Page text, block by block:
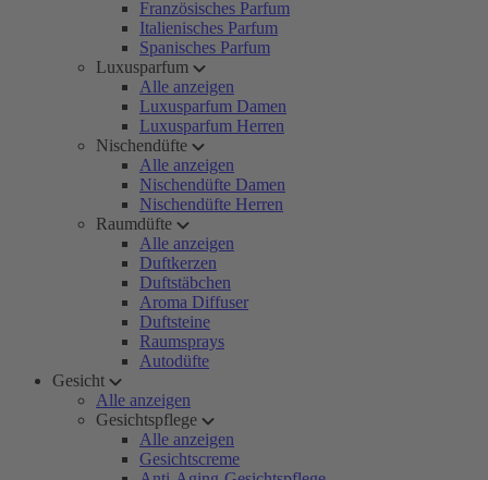
Französisches Parfum
Italienisches Parfum
Spanisches Parfum
Luxusparfum
Alle anzeigen
Luxusparfum Damen
Luxusparfum Herren
Nischendüfte
Alle anzeigen
Nischendüfte Damen
Nischendüfte Herren
Raumdüfte
Alle anzeigen
Duftkerzen
Duftstäbchen
Aroma Diffuser
Duftsteine
Raumsprays
Autodüfte
Gesicht
Alle anzeigen
Gesichtspflege
Alle anzeigen
Gesichtscreme